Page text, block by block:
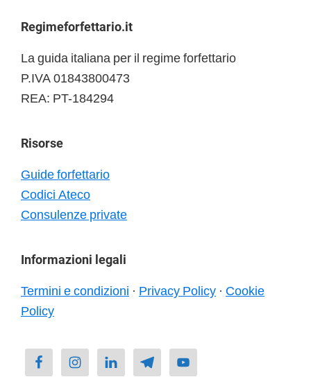
Footer
Regimeforfettario.it
La guida italiana per il regime forfettario
P.IVA 01843800473
REA: PT-184294
Risorse
Guide forfettario
Codici Ateco
Consulenze private
Informazioni legali
Termini e condizioni · Privacy Policy · Cookie
Policy